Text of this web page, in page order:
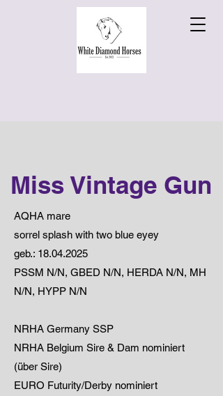
Miss Vintage Gun
AQHA mare
sorrel splash with two blue eyey
geb.: 18.04.2025
PSSM N/N, GBED N/N, HERDA N/N, MH
N/N, HYPP N/N
NRHA Germany SSP
NRHA Belgium Sire & Dam nominiert
(über Sire)
EURO Futurity/Derby nominiert